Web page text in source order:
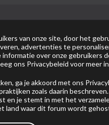
eerst even deveel gestelde
te bekijken, selecteer
van onze site, door het
advertenties te
over onze gebruikers
ons Privacybeleid voor meer
ga je akkoord met ons
zoals daarin
en je stemt in met het
land waar dit forum wordt